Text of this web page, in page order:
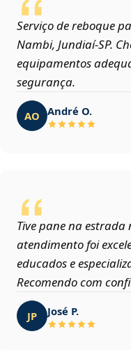
Serviço de reboque
Nambi, Jundiaí‑SP.
equipamentos
segurança.
AO André O.
Tive pane na estrada
atendimento foi
educados e
Recomendo com
JP José P.